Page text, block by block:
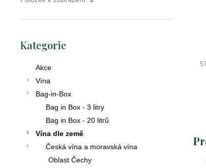
kategorie
Kategorie
Akce
Vína
Bag-in-Box
Bag in Box - 3 litry
Bag in Box - 20 litrů
Vína dle země
Česká vína a moravská vína
Oblast Čechy